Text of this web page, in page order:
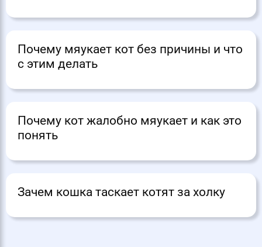
Почему мяукает кот без причины и что
с этим делать
Почему кот жалобно мяукает и как это
понять
Зачем кошка таскает котят за холку